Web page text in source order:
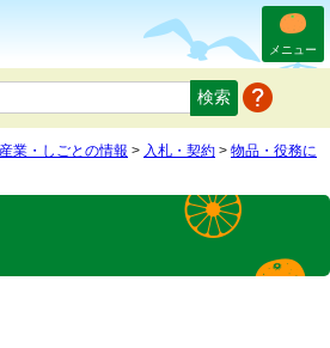
メニュー
産業・しごとの情報 > 入札・契約 > 物品・役務に